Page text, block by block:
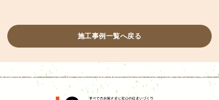
施工事例一覧へ戻る